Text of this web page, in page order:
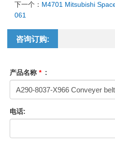
下一个： M4701 Mitsubishi
061
咨询订购:
产品名称 * :
电话: